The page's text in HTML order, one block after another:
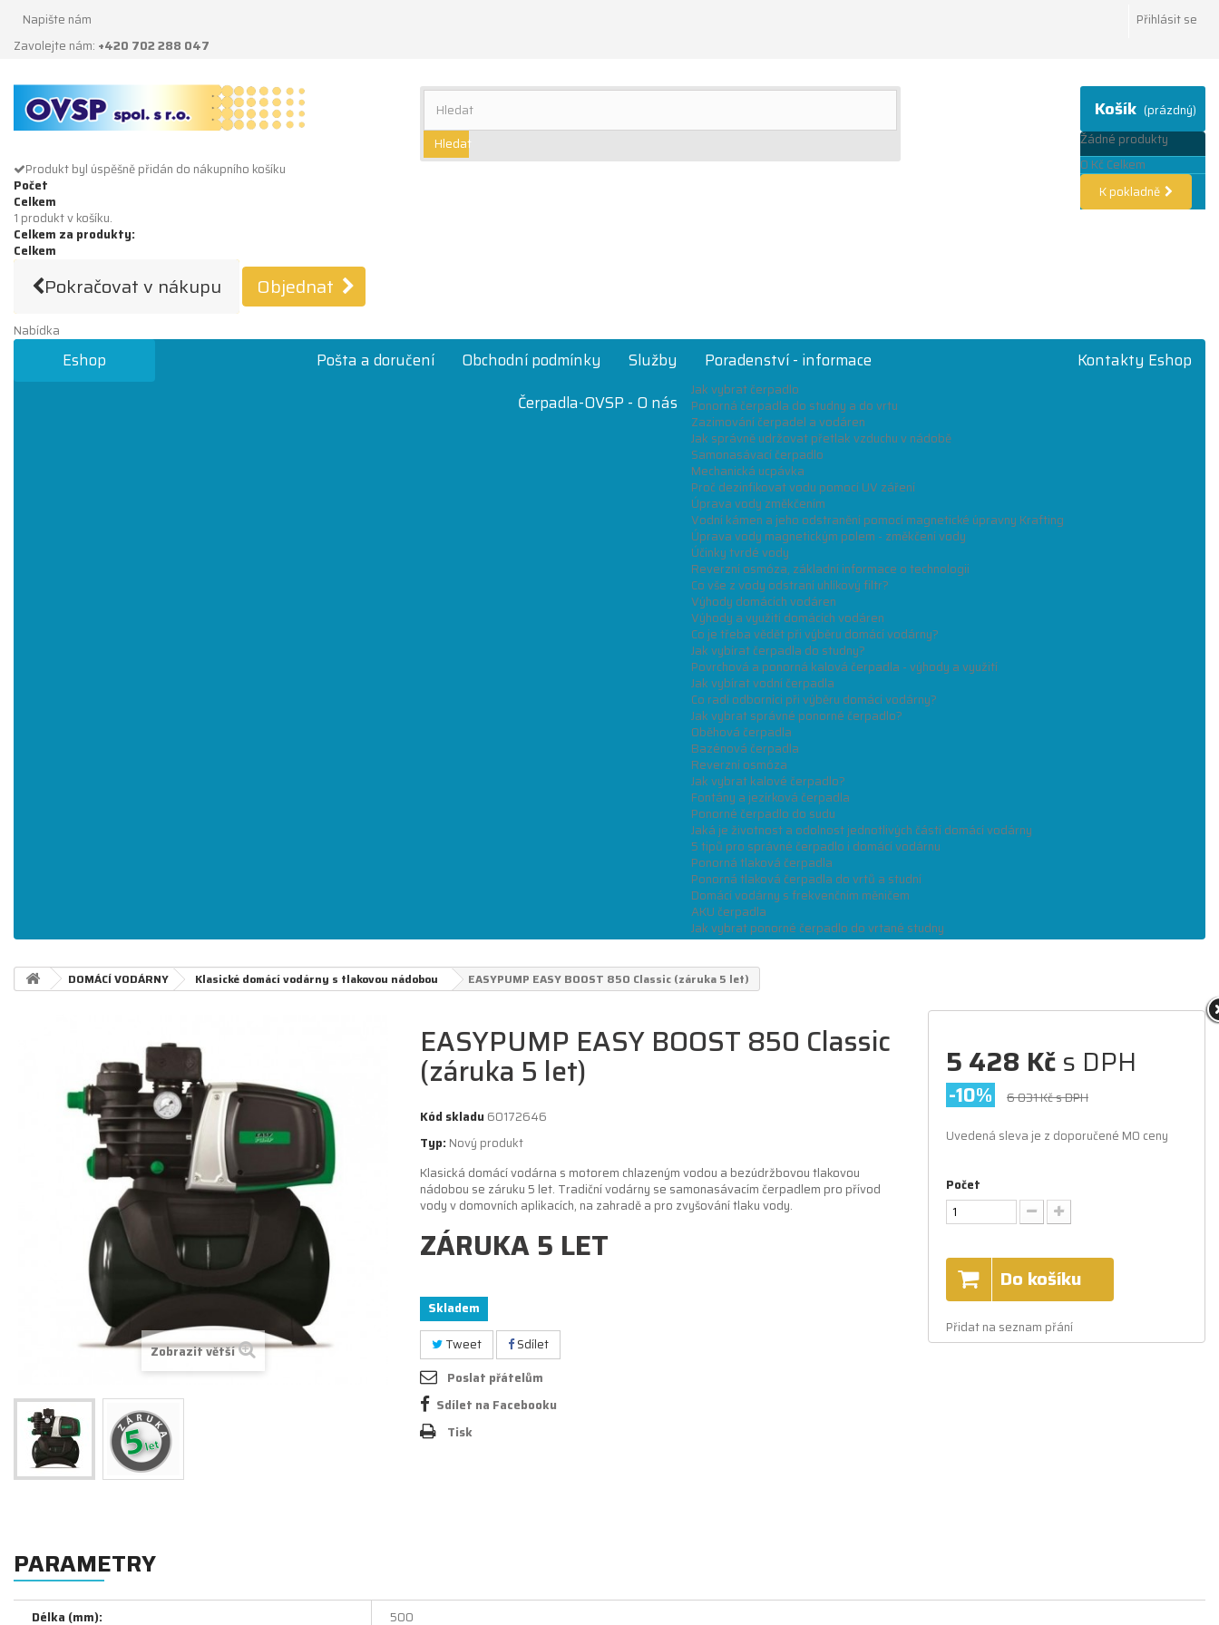
Přihlásit se
Napište nám
Zavolejte nám: +420 702 288 047
Hledat
Košík (prázdný)
Žádné produkty
0 KčCelkem
K pokladně
Produkt byl úspěšně přidán do nákupního košíku
Počet
Celkem
1 produkt v košíku.
Celkem za produkty:
Celkem
Pokračovat v nákupu Objednat
Nabídka
Eshop Kontakty Eshop
Poradenství - informace
Jak vybrat čerpadlo
Ponorná čerpadla do studny a do vrtu
Zazimování čerpadel a vodáren
Jak správně udržovat přetlak vzduchu v nádobě
Samonasávací čerpadlo
Mechanická ucpávka
Proč dezinfikovat vodu pomocí UV záření
Úprava vody změkčením
Vodní kámen a jeho odstranění pomocí magnetické úpravny Krafting
Úprava vody magnetickým polem - změkčení vody
Účinky tvrdé vody
Reverzní osmóza, základní informace o technologii
Co vše z vody odstraní uhlíkový filtr?
Výhody domácích vodáren
Výhody a využití domácích vodáren
Co je třeba vědět při výběru domácí vodárny?
Jak vybírat čerpadla do studny?
Povrchová a ponorná kalová čerpadla - výhody a využití
Jak vybírat vodní čerpadla
Co radí odborníci při výběru domácí vodárny?
Jak vybrat správné ponorné čerpadlo?
Oběhová čerpadla
Bazénová čerpadla
Reverzní osmóza
Jak vybrat kalové čerpadlo?
Fontány a jezírková čerpadla
Ponorné čerpadlo do sudu
Jaká je životnost a odolnost jednotlivých částí domácí vodárny
5 tipů pro správné čerpadlo i domácí vodárnu
Ponorná tlaková čerpadla
Ponorná tlaková čerpadla do vrtů a studní
Domácí vodárny s frekvenčním měničem
AKU čerpadla
Jak vybrat ponorné čerpadlo do vrtané studny
Služby
Obchodní podmínky
Pošta a doručení
Čerpadla-OVSP - O nás
DOMÁCÍ VODÁRNY Klasické domácí vodárny s tlakovou nádobou EASYPUMP EASY BOOST 850 Classic (záruka 5 let)
Zobrazit větší
EASYPUMP EASY BOOST 850 Classic
(záruka 5 let)
Kód skladu 60172646
Typ: Nový produkt
Klasická domácí vodárna s motorem chlazeným vodou a bezúdržbovou tlakovou
nádobou se záruku 5 let. Tradiční vodárny se samonasávacím čerpadlem pro přívod
vody v domovních aplikacích, na zahradě a pro zvyšování tlaku vody.
ZÁRUKA 5 LET
Skladem
Tweet
Sdílet
Poslat přátelům
Sdílet na Facebooku
Tisk
5 428 Kčs DPH
-10% 6 031 Kčs DPH
Uvedená sleva je z doporučené MO ceny
Počet
Do košíku
Přidat na seznam přání
PARAMETRY
Délka (mm):
500